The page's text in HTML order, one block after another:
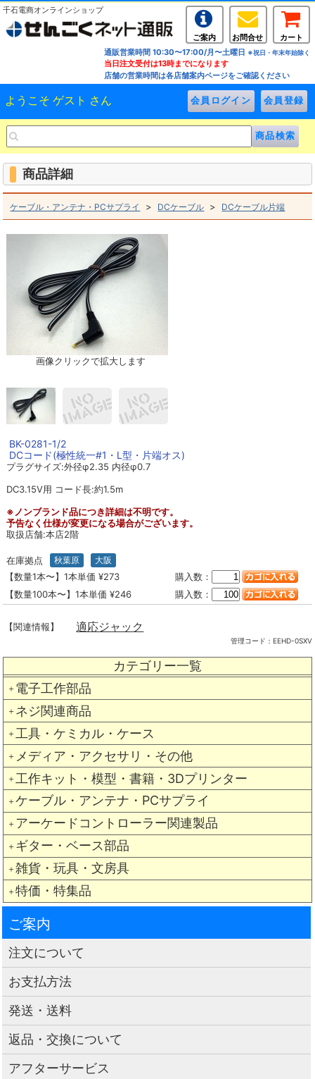
千石電商オンラインショップ
ご案内 お問合せ
カート
通販営業時間 10:30〜17:00/月〜土曜日 ※祝日・年末年始除く
当日注文受付は13時までになります
店舗の営業時間は各店舗案内ページをご確認ください
ようこそ ゲスト さん
カテゴリー一覧
＋ 電子工作部品
＋ ネジ関連商品
＋ 工具・ケミカル・ケース
＋ メディア・アクセサリ・その他
＋ 工作キット・模型・書籍・3Dプリンター
＋ ケーブル・アンテナ・PCサプライ
＋ アーケードコントローラー関連製品
＋ ギター・ベース部品
＋ 雑貨・玩具・文房具
＋ 特価・特集品
商品詳細
ケーブル・アンテナ・PCサプライ > DCケーブル > DCケーブル片端
画像クリックで拡大します
BK-0281-1/2
DCコード(極性統一#1・L型・片端オス)
プラグサイズ:外径φ2.35 内径φ0.7
DC3.15V用 コード長:約1.5m
※ノンブランド品につき詳細は不明です。
予告なく仕様が変更になる場合がございます。
取扱店舗:本店2階
在庫拠点 秋葉原 大阪
【数量1本〜】1本単価 ¥273
購入数：
【数量100本〜】1本単価 ¥246
購入数：
【関連情報】 適応ジャック
管理コード： EEHD-0SXV
ご案内
注文について
お支払方法
発送・送料
返品・交換について
アフターサービス